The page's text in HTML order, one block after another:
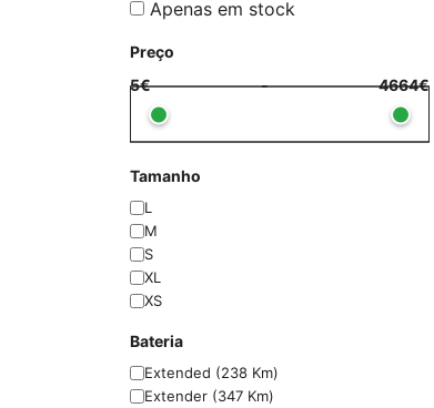
Apenas em stock
Preço
5€
- 4664€
Tamanho
L
M
S
XL
XS
Bateria
Extended (238 Km)
Extender (347 Km)